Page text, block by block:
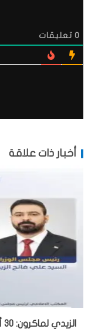
0 تعليقات
أخبار ذات علاقة